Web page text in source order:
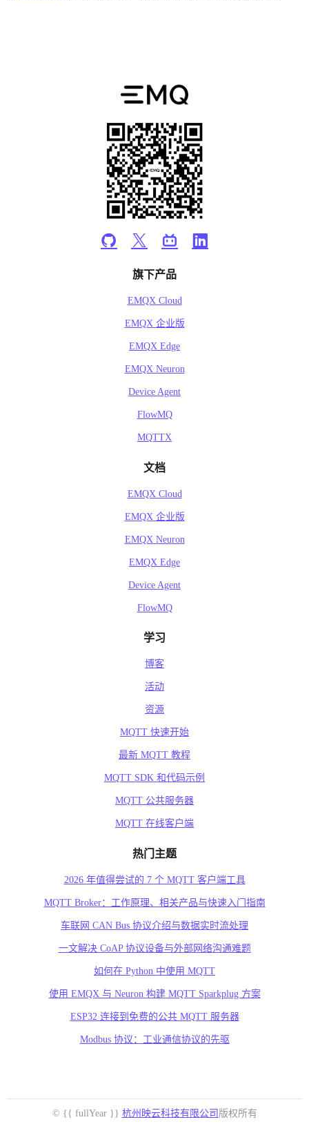
旗下产品
EMQX Cloud
EMQX 企业版
EMQX Edge
EMQX Neuron
Device Agent
FlowMQ
MQTTX
文档
EMQX Cloud
EMQX 企业版
EMQX Neuron
EMQX Edge
Device Agent
FlowMQ
学习
博客
活动
资源
MQTT 快速开始
最新 MQTT 教程
MQTT SDK 和代码示例
MQTT 公共服务器
MQTT 在线客户端
热门主题
2026 年值得尝试的 7 个 MQTT 客户端工具
MQTT Broker：工作原理、相关产品与快速入门指南
车联网 CAN Bus 协议介绍与数据实时流处理
一文解决 CoAP 协议设备与外部网络沟通难题
如何在 Python 中使用 MQTT
使用 EMQX 与 Neuron 构建 MQTT Sparkplug 方案
ESP32 连接到免费的公共 MQTT 服务器
Modbus 协议：工业通信协议的先驱
© {{ fullYear }} 杭州映云科技有限公司 版权所有